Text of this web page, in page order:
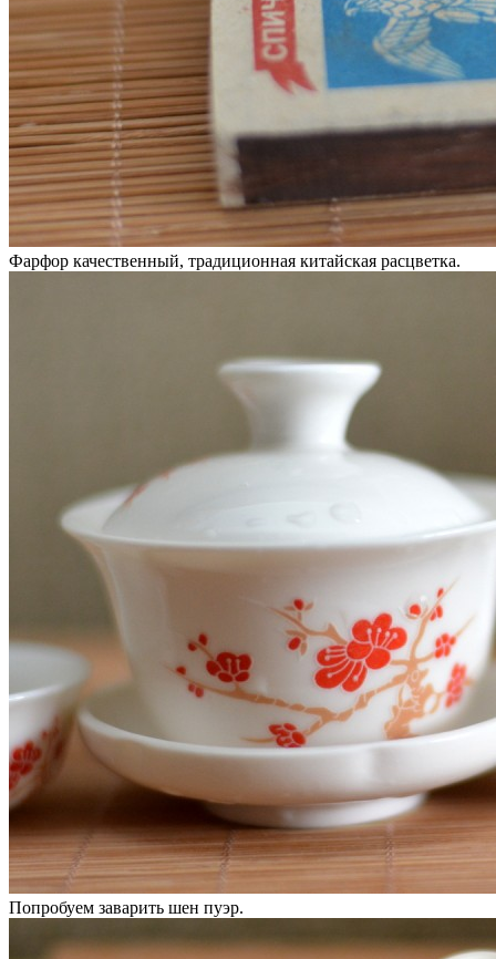
Фарфор качественный, традиционная китайская расцветка.
Попробуем заварить шен пуэр.